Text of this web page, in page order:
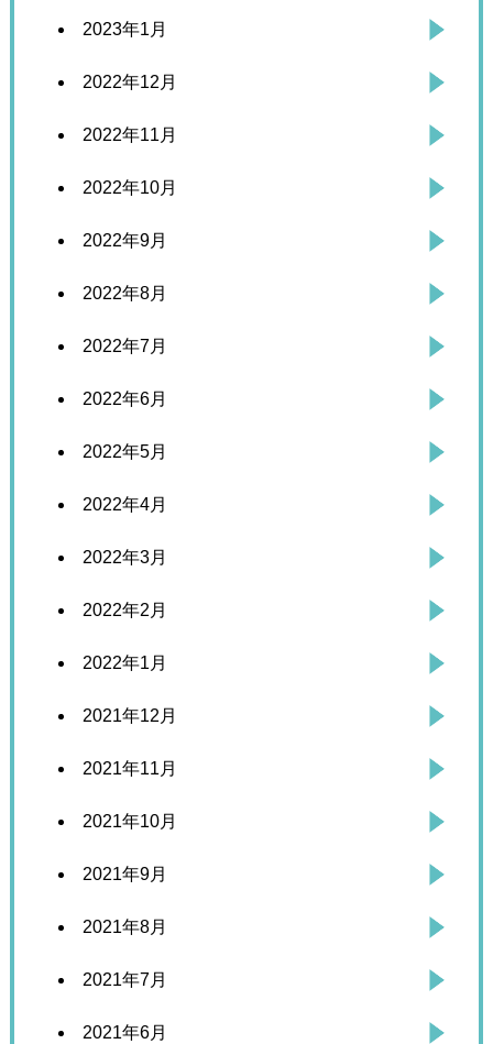
2023年1月
2022年12月
2022年11月
2022年10月
2022年9月
2022年8月
2022年7月
2022年6月
2022年5月
2022年4月
2022年3月
2022年2月
2022年1月
2021年12月
2021年11月
2021年10月
2021年9月
2021年8月
2021年7月
2021年6月